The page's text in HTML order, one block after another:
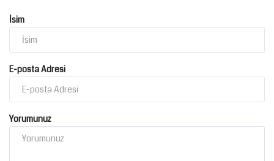
İsim
E-posta Adresi
Yorumunuz